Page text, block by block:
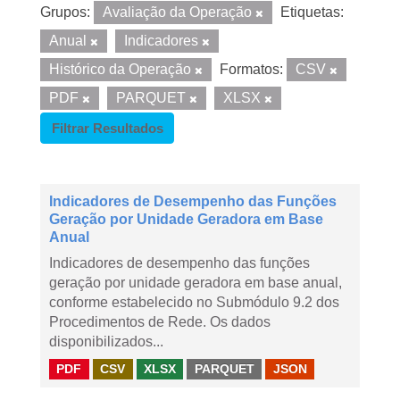
Grupos: Avaliação da Operação
Etiquetas:
Anual
Indicadores
Histórico da Operação
Formatos:
CSV
PDF
PARQUET
XLSX
Filtrar Resultados
Indicadores de Desempenho das Funções
Geração por Unidade Geradora em Base
Anual
Indicadores de desempenho das funções
geração por unidade geradora em base anual,
conforme estabelecido no Submódulo 9.2 dos
Procedimentos de Rede. Os dados
disponibilizados...
PDF CSV XLSX PARQUET JSON